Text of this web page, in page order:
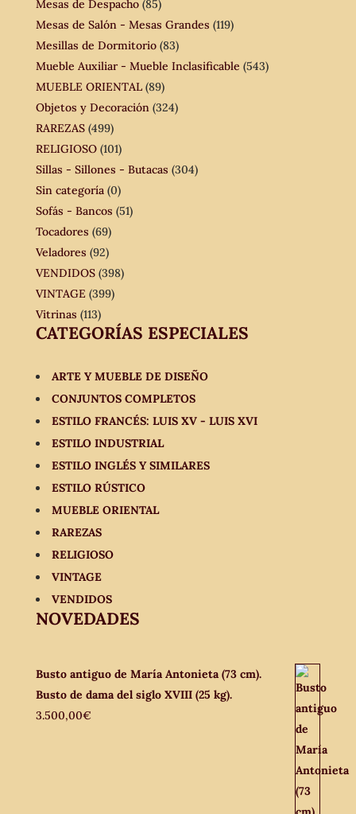
Mesas de Despacho (85)
Mesas de Salón - Mesas Grandes (119)
Mesillas de Dormitorio (83)
Mueble Auxiliar - Mueble Inclasificable (543)
MUEBLE ORIENTAL (89)
Objetos y Decoración (324)
RAREZAS (499)
RELIGIOSO (101)
Sillas - Sillones - Butacas (304)
Sin categoría (0)
Sofás - Bancos (51)
Tocadores (69)
Veladores (92)
VENDIDOS (398)
VINTAGE (399)
Vitrinas (113)
CATEGORÍAS ESPECIALES
ARTE Y MUEBLE DE DISEÑO
CONJUNTOS COMPLETOS
ESTILO FRANCÉS: LUIS XV - LUIS XVI
ESTILO INDUSTRIAL
ESTILO INGLÉS Y SIMILARES
ESTILO RÚSTICO
MUEBLE ORIENTAL
RAREZAS
RELIGIOSO
VINTAGE
VENDIDOS
NOVEDADES
Busto antiguo de María Antonieta (73 cm).
Busto de dama del siglo XVIII (25 kg).
3.500,00€